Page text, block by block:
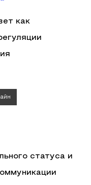
как
статуса и